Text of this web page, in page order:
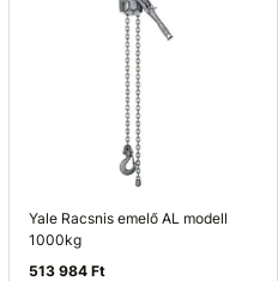
Yale Racsnis emelő AL modell
1000kg
513 984 Ft